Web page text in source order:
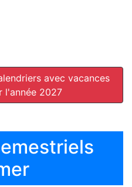
avec vacances
l'année 2027